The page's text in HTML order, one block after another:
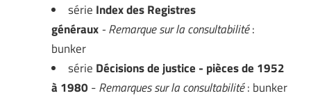
série Index des Registres
généraux- Remarque sur la consultabilité:
bunker
série Décisions de justice - pièces de 1952
à 1980 -Remarques sur la consultabilité: bunker